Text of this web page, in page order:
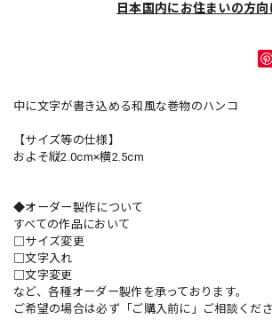
日本国内にお住まいの方向
中に文字が書き込める和風な巻物のハンコ
【サイズ等の仕様】
およそ縦2.0cm×横2.5cm
◆オーダー製作について
すべての作品において
□サイズ変更
□文字入れ
□文字変更
など、各種オーダー製作を承っております。
ご希望の場合は必ず「ご購入前に」ご相談くださ